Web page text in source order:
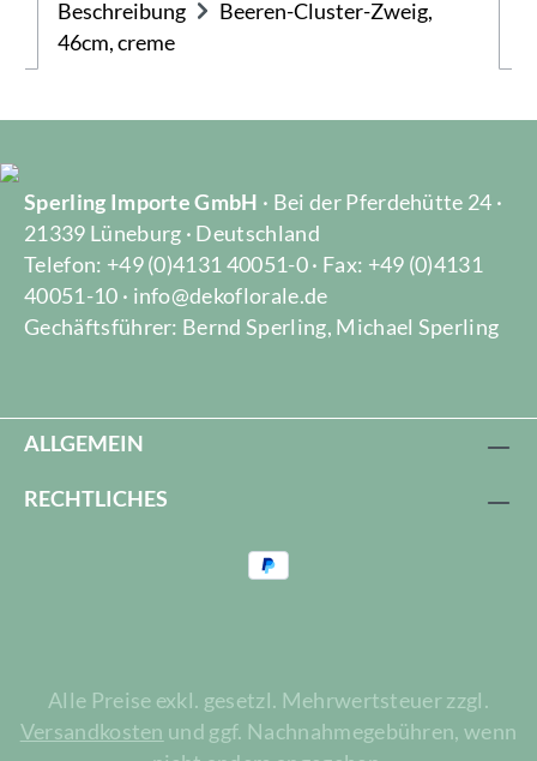
Beschreibung
Beeren-Cluster-Zweig,
46cm, creme
Sperling Importe GmbH · Bei der Pferdehütte 24 ·
21339 Lüneburg · Deutschland
Telefon: +49 (0)4131 40051-0 · Fax: +49 (0)4131
40051-10 · info@dekoflorale.de
Gechäftsführer: Bernd Sperling, Michael Sperling
ALLGEMEIN
RECHTLICHES
Alle Preise exkl. gesetzl. Mehrwertsteuer zzgl.
Versandkosten und ggf. Nachnahmegebühren, wenn